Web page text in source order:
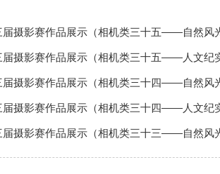
届摄影赛作品展示（相机类三十五——自然风
届摄影赛作品展示（相机类三十五——人文纪
届摄影赛作品展示（相机类三十四——自然风
届摄影赛作品展示（相机类三十四——人文纪
届摄影赛作品展示（相机类三十三——自然风